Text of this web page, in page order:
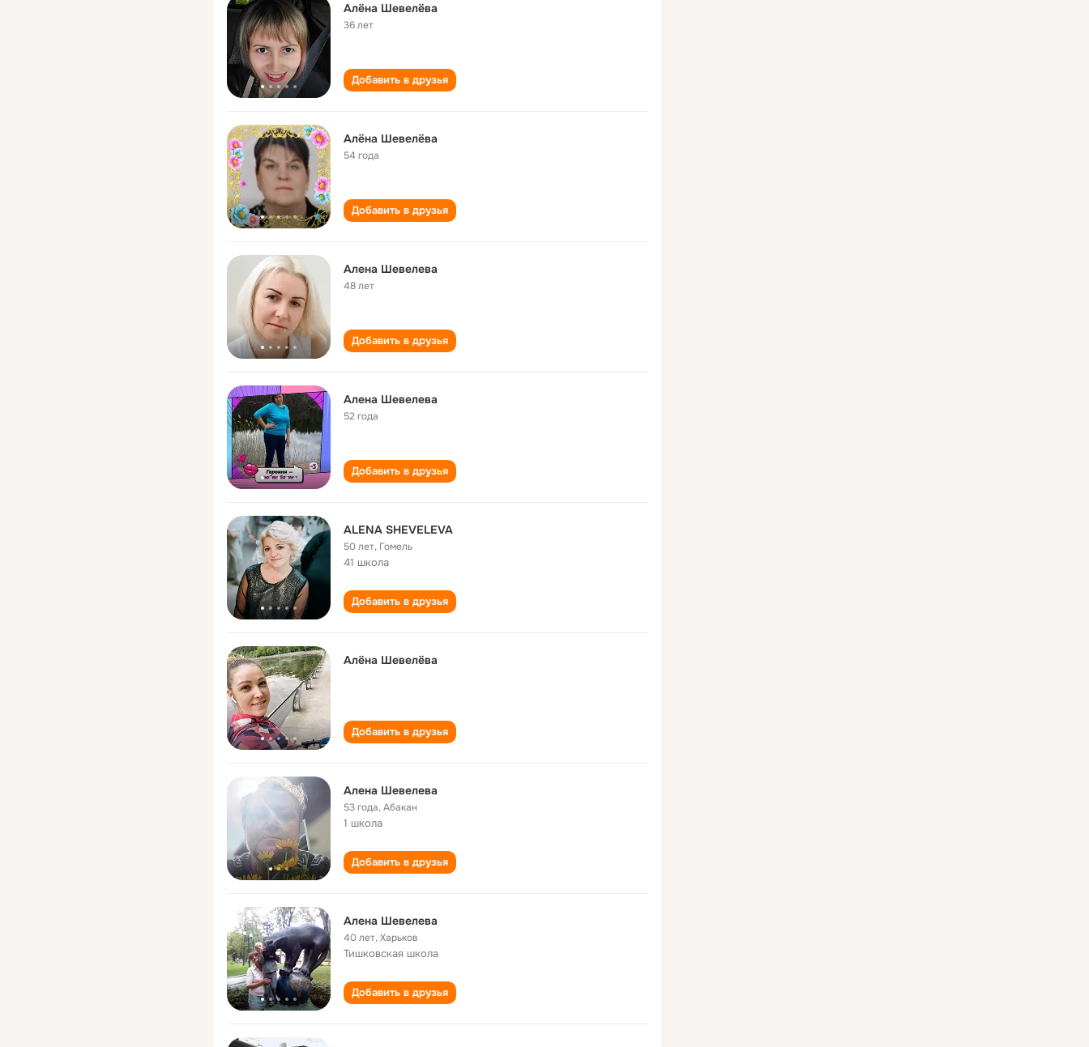
Алёна Шевелёва
36 лет
Добавить в друзья
Алёна Шевелёва
54 года
Добавить в друзья
Алена Шевелева
48 лет
Добавить в друзья
Алена Шевелева
52 года
Добавить в друзья
ALENA SHEVELEVA
50 лет, Гомель
41 школа
Добавить в друзья
Алёна Шевелёва
Добавить в друзья
Алена Шевелева
53 года,Абакан
1 школа
Добавить в друзья
Алена Шевелева
40 лет,Харьков
Тишковская школа
Добавить в друзья